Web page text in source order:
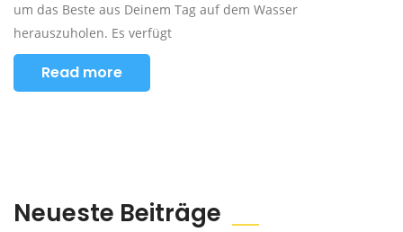
um das Beste aus Deinem Tag auf dem Wasser
herauszuholen. Es verfügt
Read more
Neueste Beiträge